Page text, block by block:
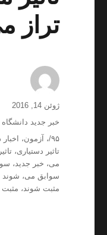
تراز
نویسنده
ارسال
ژوئن 14, 2016
دسته‌ها
خبر جدید دانشگاه
برچسب‌ها
۹۵/ ، آزمون،
تاثیر دستیاری،
می، خبر جدید،
سوابق می، شوند
مثبت شوند،